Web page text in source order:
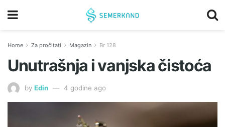
Home Za pročitati Magazin Br 128
Unutrašnja i vanjska čistoća
by Edin 4 godine ago